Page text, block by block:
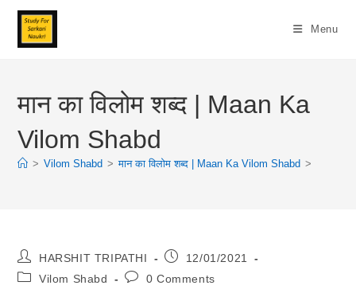
Skip
Content
Menu
मान का विलोम शब्द | Maan Ka
Vilom Shabd
> Vilom Shabd > मान का विलोम शब्द | Maan Ka Vilom Shabd >
Post
Author:
HARSHIT TRIPATHI
Post12/01/2021
PostVilom Shabd
Post0 Comments